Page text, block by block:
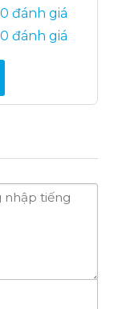
0 đánh giá
0 đánh giá